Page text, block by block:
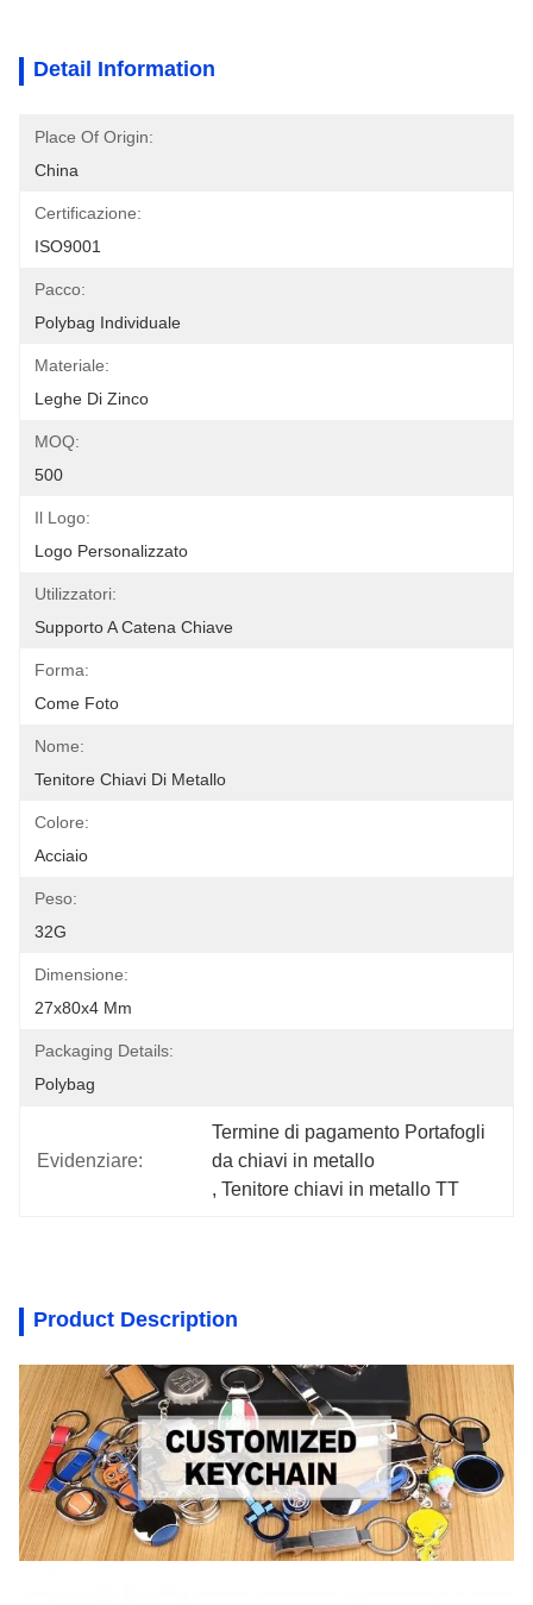
Detail Information
Place Of Origin:
China
Certificazione:
ISO9001
Pacco:
Polybag Individuale
Materiale:
Leghe Di Zinco
MOQ:
500
Il Logo:
Logo Personalizzato
Utilizzatori:
Supporto A Catena Chiave
Forma:
Come Foto
Nome:
Tenitore Chiavi Di Metallo
Colore:
Acciaio
Peso:
32G
Dimensione:
27x80x4 Mm
Packaging Details:
Polybag
Evidenziare:
Termine di pagamento Portafogli
da chiavi in metallo
, Tenitore chiavi in metallo TT
Product Description